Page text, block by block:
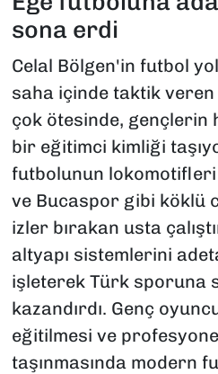
sona erdi
​Celal Bölgen'in futbol
saha içinde taktik veren
çok ötesinde, gençlerin
bir eğitimci kimliği
futbolunun
ve Bucaspor gibi köklü
izler bırakan usta
altyapı sistemlerini
işleterek Türk sporuna
kazandırdı. Genç
eğitilmesi ve
taşınmasında modern